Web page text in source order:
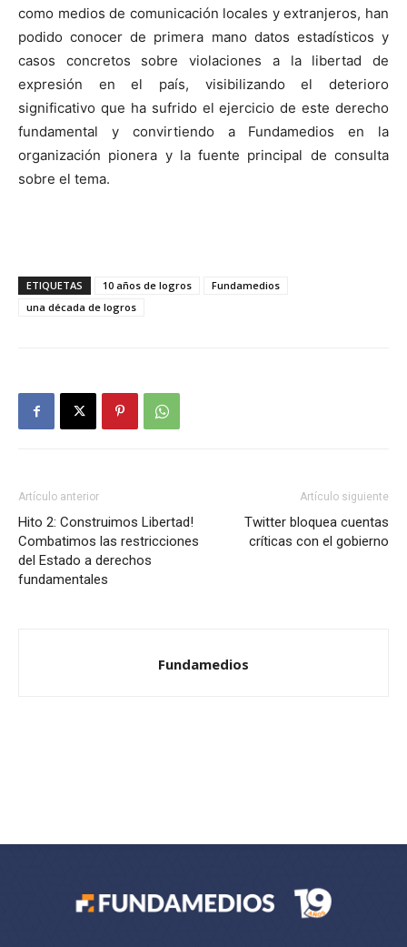
como medios de comunicación locales y extranjeros, han
podido conocer de primera mano datos estadísticos y
casos concretos sobre violaciones a la libertad de
expresión en el país, visibilizando el deterioro
significativo que ha sufrido el ejercicio de este derecho
fundamental y convirtiendo a Fundamedios en la
organización pionera y la fuente principal de consulta
sobre el tema.
ETIQUETAS 10 años de logros
Fundamedios
una década de logros
Artículo anterior
Hito 2: Construimos Libertad!
Combatimos las restricciones
del Estado a derechos
fundamentales
Artículo siguiente
Twitter bloquea cuentas
críticas con el gobierno
Fundamedios